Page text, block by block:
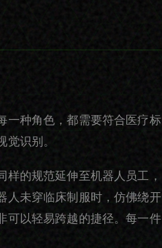
一种角色，都需要符合医疗标
识别。
的规范延伸至机器人员工，
人未穿临床制服时，仿佛绕开
可以轻易跨越的捷径。每一件